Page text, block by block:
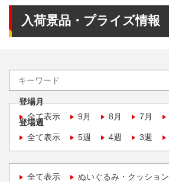
入荷景品・プライズ情報
登場月
全て表示
9月 8月 7月
登場週
全て表示
5週 4週 3週
全て表示 ぬいぐるみ・クッション